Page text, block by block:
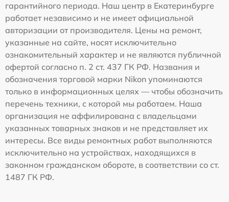
гарантийного периода. Наш центр в Екатеринбурге
работает независимо и не имеет официальной
авторизации от производителя. Цены на ремонт,
указанные на сайте, носят исключительно
ознакомительный характер и не являются публичной
офертой согласно п. 2 ст. 437 ГК РФ. Названия и
обозначения торговой марки Nikon упоминаются
только в информационных целях — чтобы обозначить
перечень техники, с которой мы работаем. Наша
организация не аффилирована с владельцами
указанных товарных знаков и не представляет их
интересы. Все виды ремонтных работ выполняются
исключительно на устройствах, находящихся в
законном гражданском обороте, в соответствии со ст.
1487 ГК РФ.